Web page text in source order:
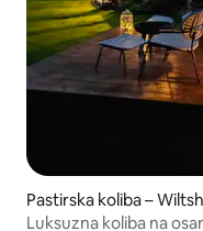
Pastirska koliba –
Luksuzna koliba na